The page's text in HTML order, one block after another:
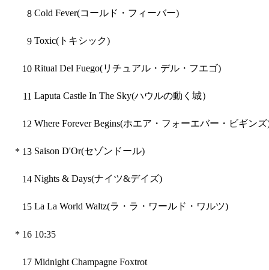
8 Cold Fever(コールド・フィーバー)
9 Toxic(トキシック)
10 Ritual Del Fuego(リチュアル・デル・フエゴ)
11 Laputa Castle In The Sky(ハウルの動く城）
12 Where Forever Begins(ホエア・フォーエバー・ビギンズ
* 13 Saison D'Or(セゾンドール)
14 Nights & Days(ナイツ&デイズ)
15 La La World Waltz(ラ・ラ・ワールド・ワルツ)
* 16 10:35
17 Midnight Champagne Foxtrot